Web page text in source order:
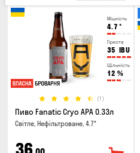
Міцність
4.7 °
Гіркота
35 IBU
Щільність
12 %
(1)
Пиво Fanatic Cryo APA 0.33л
Світле, Нефільтроване, 4.7°